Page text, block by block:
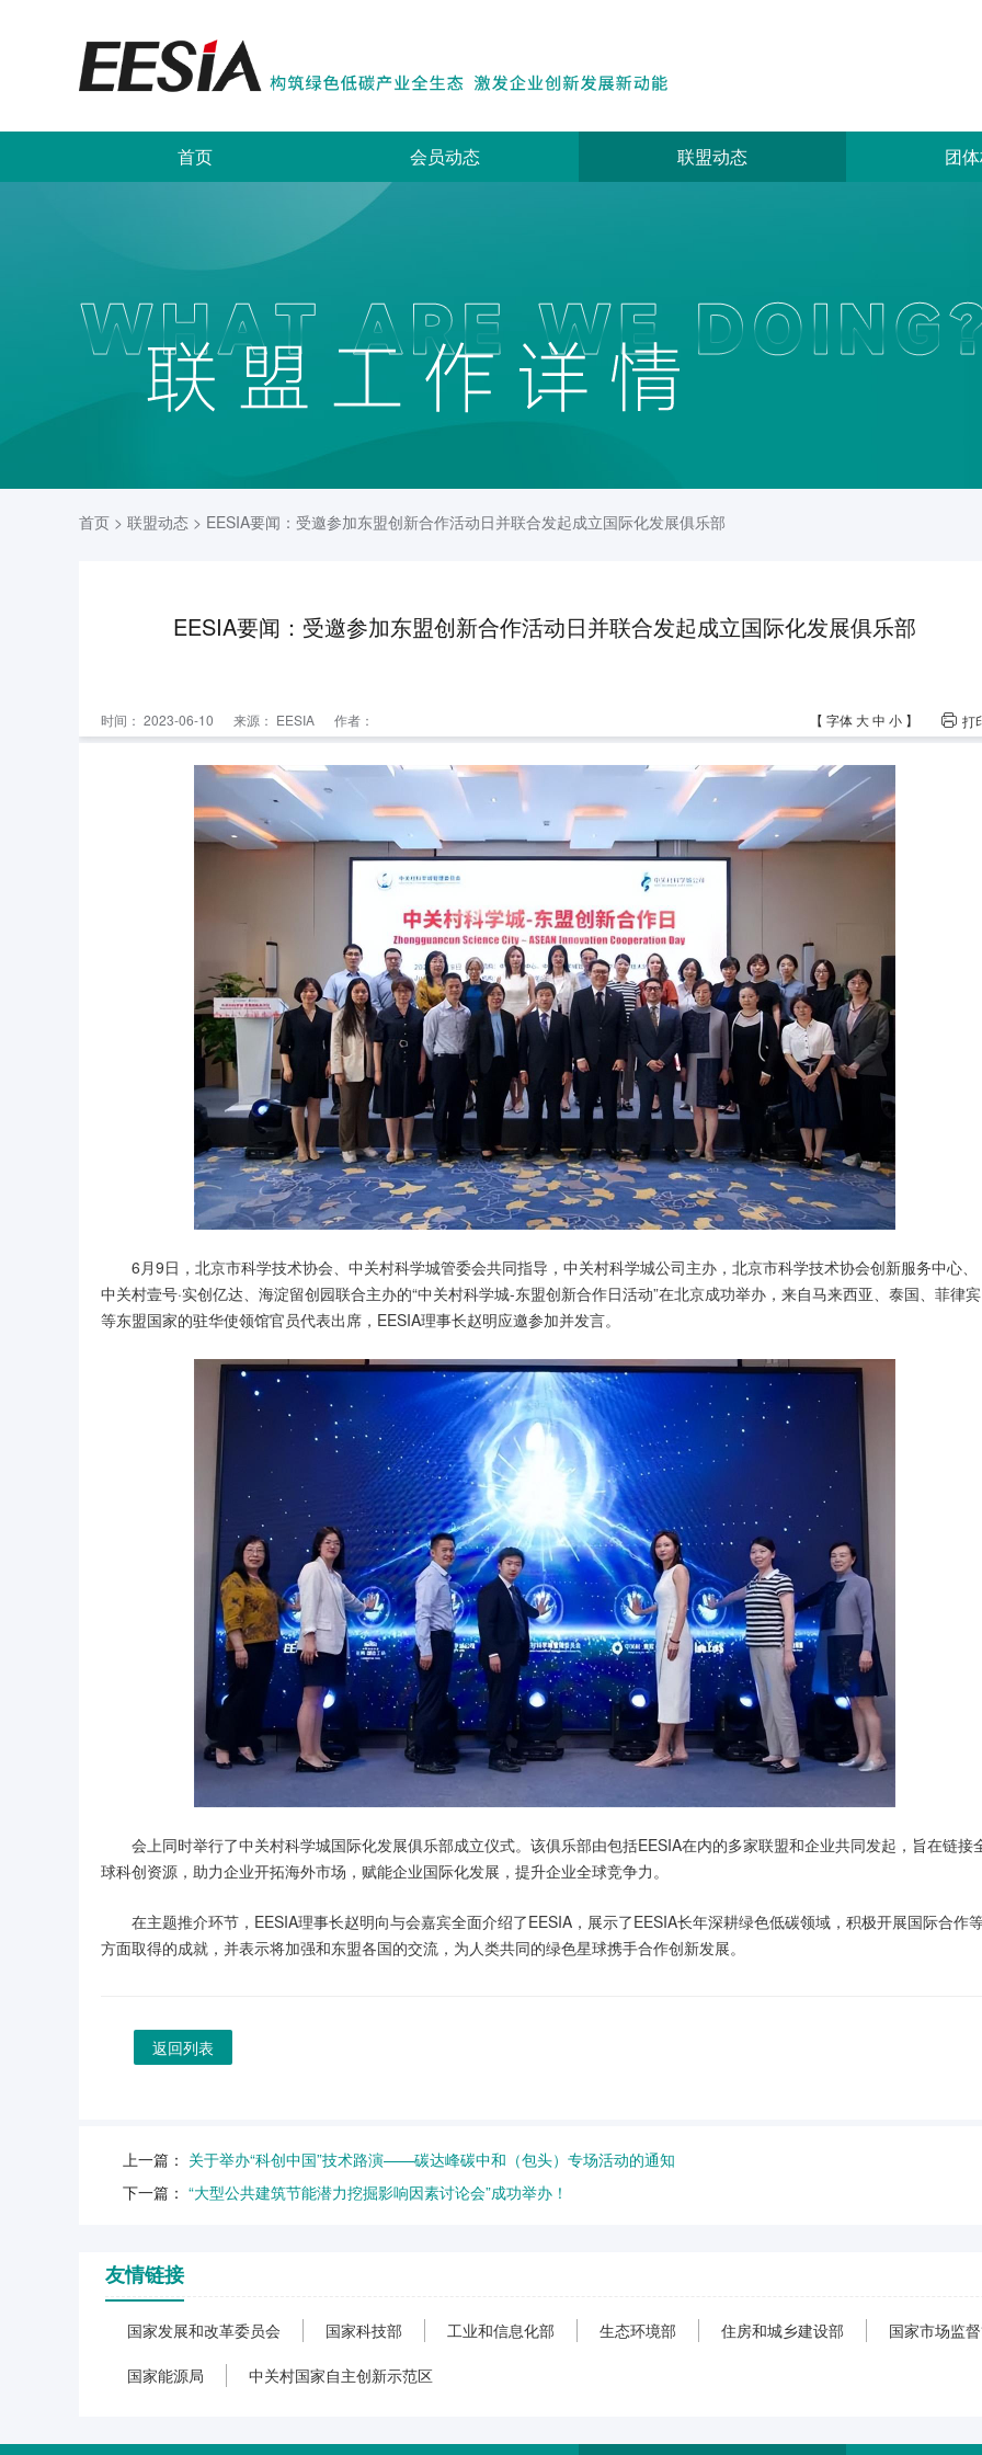
首页 会员动态 联盟动态 团
首页 > 联盟动态 > EESIA要闻：受邀参加东盟创新合作活动日并联合发起成立国际化发展俱乐部
EESIA要闻：受邀参加东盟创新合作活动日并联合发起成立国际化发展俱乐部
时间： 2023-06-10 来源： EESIA 作者： 打
【 字体 大中 小 】
6月9日，北京市科学技术协会、中关村科学城管委会共同指导，中关村科学城公司主办，北京市科学技术协会创新服务中心、
中关村壹号·实创亿达、海淀留创园联合主办的“中关村科学城-东盟创新合作日活动”在北京成功举办，来自马来西亚、泰国、菲律宾
等东盟国家的驻华使领馆官员代表出席，EESIA理事长赵明应邀参加并发言。
会上同时举行了中关村科学城国际化发展俱乐部成立仪式。该俱乐部由包括EESIA在内的多家联盟和企业共同发起，旨在链接
球科创资源，助力企业开拓海外市场，赋能企业国际化发展，提升企业全球竞争力。
在主题推介环节，EESIA理事长赵明向与会嘉宾全面介绍了EESIA，展示了EESIA长年深耕绿色低碳领域，积极开展国际合作
方面取得的成就，并表示将加强和东盟各国的交流，为人类共同的绿色星球携手合作创新发展。
返回列表
上一篇： 关于举办“科创中国”技术路演——碳达峰碳中和（包头）专场活动的通知
下一篇： “大型公共建筑节能潜力挖掘影响因素讨论会”成功举办！
友情链接
国家发展和改革委员会 国家科技部 工业和信息化部 生态环境部 住房和城乡建设部 国家市场监
国家能源局 中关村国家自主创新示范区